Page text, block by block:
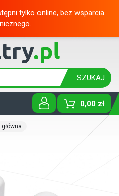
tylko online, bez wsparcia
SZUKAJ
0,00 zł